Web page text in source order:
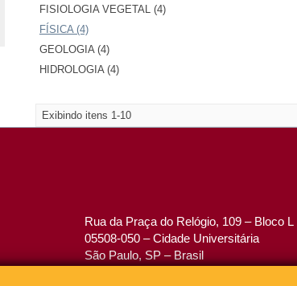
FISIOLOGIA VEGETAL (4)
FÍSICA (4)
GEOLOGIA (4)
HIDROLOGIA (4)
Exibindo itens 1-10
Rua da Praça do Relógio, 109 – Bloco L
05508-050 – Cidade Universitária
São Paulo, SP – Brasil